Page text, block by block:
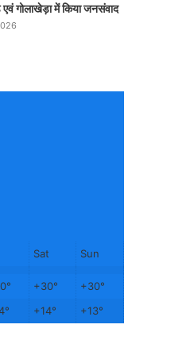
गोलाखेड़ा में किया जनसंवाद
Sat Sun
+30° +30°
+14° +13°